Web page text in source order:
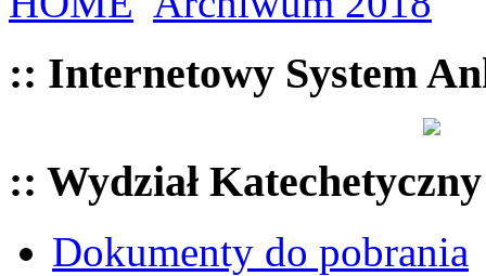
:: Internetowy System
:: Wydział Katechetyczny
Dokumenty do pobrania